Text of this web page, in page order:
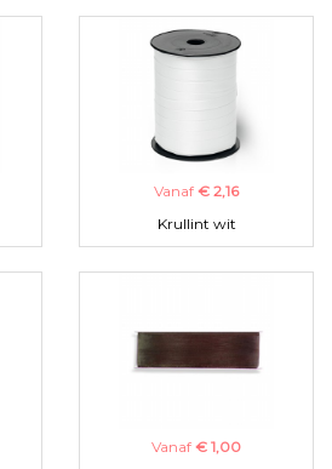
Vanaf € 2,16
Krullint wit
Vanaf € 1,00